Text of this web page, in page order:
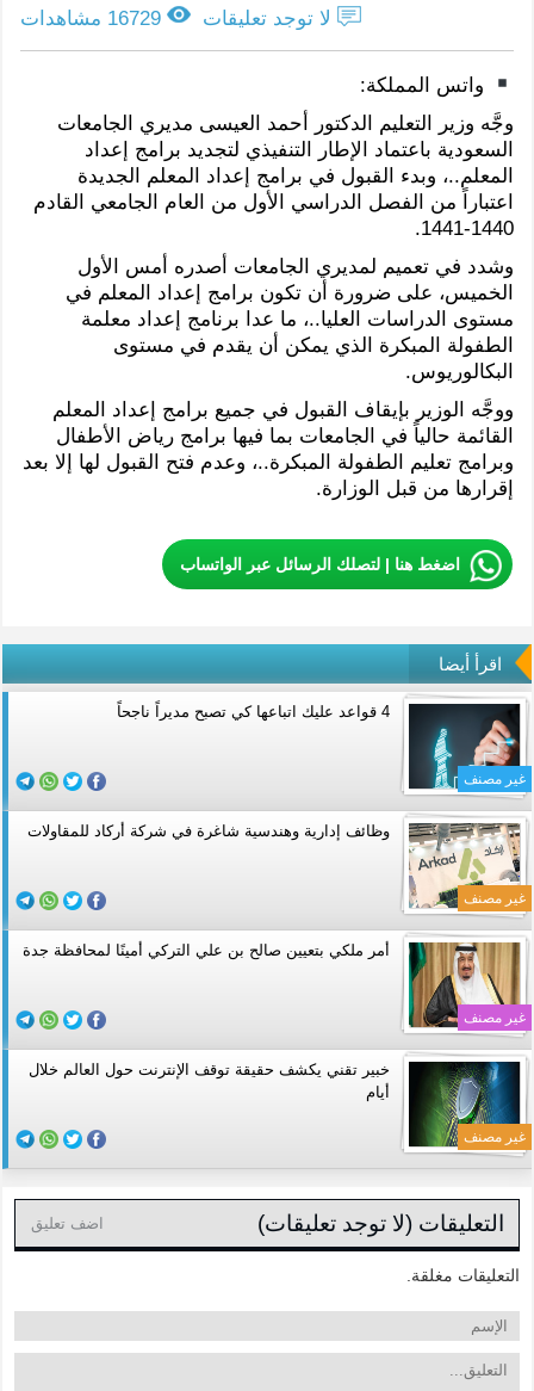
لا توجد تعليقات 16729 مشاهدات
واتس المملكة:
وجَّه وزير التعليم الدكتور أحمد العيسى مديري الجامعات
السعودية باعتماد الإطار التنفيذي لتجديد برامج إعداد
المعلم..، وبدء القبول في برامج إعداد المعلم الجديدة
اعتباراً من الفصل الدراسي الأول من العام الجامعي القادم
1440-1441.
وشدد في تعميم لمديري الجامعات أصدره أمس الأول
الخميس، على ضرورة أن تكون برامج إعداد المعلم في
مستوى الدراسات العليا..، ما عدا برنامج إعداد معلمة
الطفولة المبكرة الذي يمكن أن يقدم في مستوى
البكالوريوس.
ووجَّه الوزير بإيقاف القبول في جميع برامج إعداد المعلم
القائمة حالياً في الجامعات بما فيها برامج رياض الأطفال
وبرامج تعليم الطفولة المبكرة..، وعدم فتح القبول لها إلا بعد
إقرارها من قبل الوزارة.
اضغط هنا | لتصلك الرسائل عبر الواتساب
اقرأ أيضا
غير مصنف
4 قواعد عليك اتباعها كي تصبح مديراً ناجحاً
غير مصنف
وظائف إدارية وهندسية شاغرة في شركة أركاد للمقاولات
غير مصنف
أمر ملكي بتعيين صالح بن علي التركي أمينًا لمحافظة جدة
غير مصنف
خبير تقني يكشف حقيقة توقف الإنترنت حول العالم خلال
أيام
التعليقات (لا توجد تعليقات) اضف تعليق
التعليقات مغلقة.